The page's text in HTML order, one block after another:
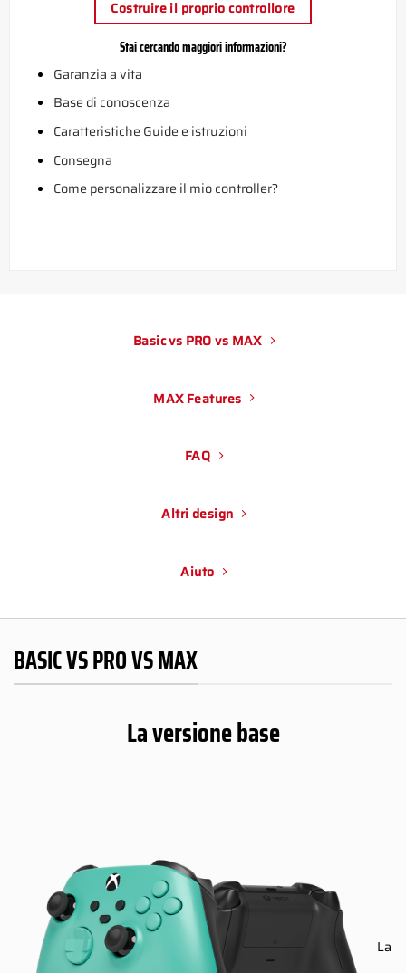
Costruire il proprio controllore
Stai cercando maggiori informazioni?
Garanzia a vita
Base di conoscenza
Caratteristiche Guide e istruzioni
Consegna
Come personalizzare il mio controller?
Basic vs PRO vs MAX
MAX Features
FAQ
Altri design
Aiuto
BASIC VS PRO VS MAX
La versione base
La